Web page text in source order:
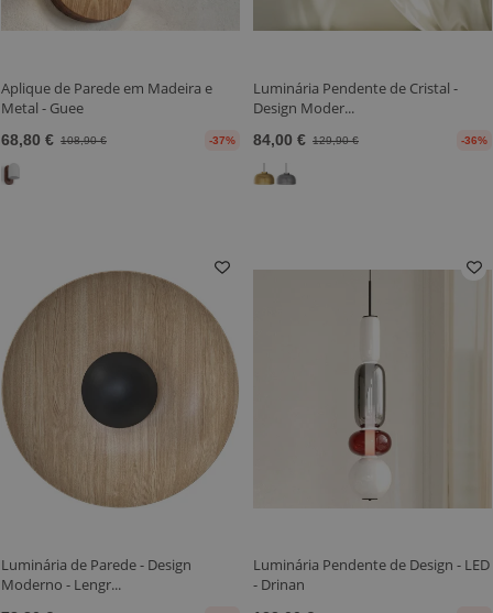
Aplique de Parede em Madeira e
Metal - Guee
68,80 € 108,90 € -37%
Luminária Pendente de Cristal -
Design Moder...
84,00 € 129,90 € -36%
Luminária de Parede - Design
Moderno - Lengr...
Luminária Pendente de Design - LED
- Drinan